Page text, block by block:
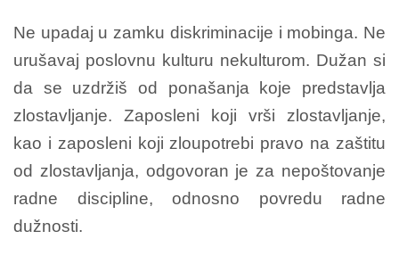
Ne upadaj u zamku diskriminacije i mobinga. Ne
urušavaj poslovnu kulturu nekulturom. Dužan si
da se uzdržiš od ponašanja koje predstavlja
zlostavljanje. Zaposleni koji vrši zlostavljanje,
kao i zaposleni koji zloupotrebi pravo na zaštitu
od zlostavljanja, odgovoran je za nepoštovanje
radne discipline, odnosno povredu radne
dužnosti.